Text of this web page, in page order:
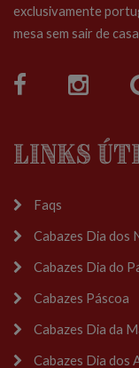
exclusivamente
mesa sem sair de
Links
Faqs
Cabazes Dia dos
Cabazes Dia do
Cabazes Páscoa
Cabazes Dia da
Cabazes Dia dos